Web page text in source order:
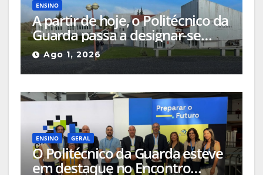
ENSINO
A partir de hoje, o Politécnico da
Guarda passa a designar-se
Universidade Politécnica da
Guarda (UPG)
Ago 1, 2026
ENSINO GERAL
O Politécnico da Guarda esteve
em destaque no Encontro